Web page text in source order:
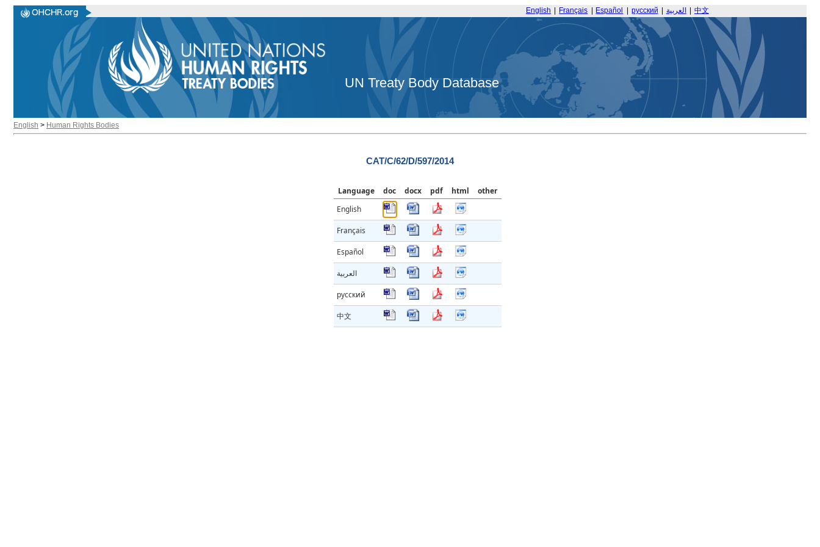
English Français Español русский العربية 中文
UN Treaty Body Database
English > Human Rights Bodies
CAT/C/62/D/597/2014
Language doc docx pdf html
other
English
Français
Español
العربية
русский
中文